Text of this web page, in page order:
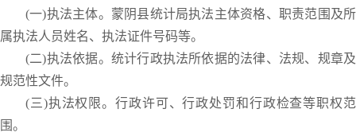
(一)执法主体。蒙阴县统计局执法主体资格、职责范围及所
属执法人员姓名、执法证件号码等。
(二)执法依据。统计行政执法所依据的法律、法规、规章及
规范性文件。
(三)执法权限。行政许可、行政处罚和行政检查等职权范
围。